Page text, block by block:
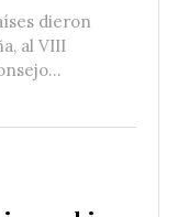
dieron
al VIII